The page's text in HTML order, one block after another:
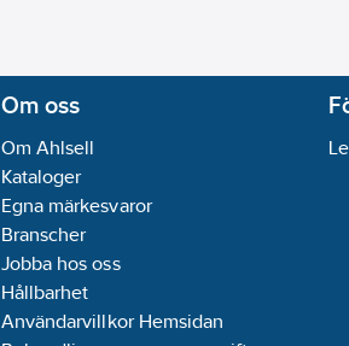
Om oss
Om Ahlsell
Kataloger
Egna märkesvaror
Branscher
Jobba hos oss
Hållbarhet
Användarvillkor Hemsidan